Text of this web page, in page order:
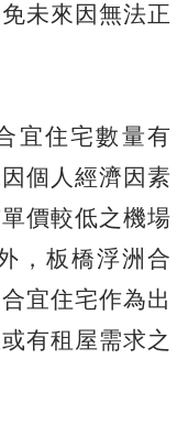
未來因無法正
宜住宅數量有
個人經濟因素
價較低之機場
，板橋浮洲合
宜住宅作為出
有租屋需求之